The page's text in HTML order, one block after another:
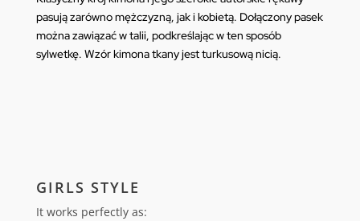
pasują zarówno mężczyzną, jak i kobietą. Dołączony pasek
można zawiązać w talii, podkreślając w ten sposób
sylwetkę. Wzór kimona tkany jest turkusową nicią.
GIRLS STYLE
It works perfectly as: